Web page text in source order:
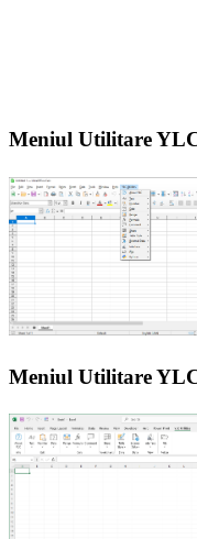
Meniul Utilitare
Meniul Utilitare